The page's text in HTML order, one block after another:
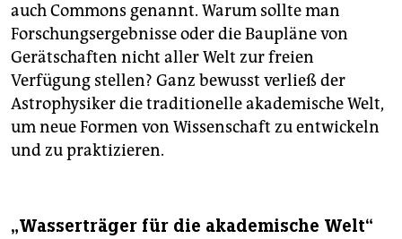
auch Commons genannt. Warum sollte man
Forschungsergebnisse oder die Baupläne von
Gerätschaften nicht aller Welt zur freien
Verfügung stellen? Ganz bewusst verließ der
Astrophysiker die traditionelle akademische Welt,
um neue Formen von Wissenschaft zu entwickeln
und zu praktizieren.
„Wasserträger für die akademische Welt“